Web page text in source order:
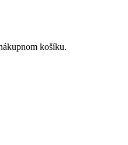
košíku.